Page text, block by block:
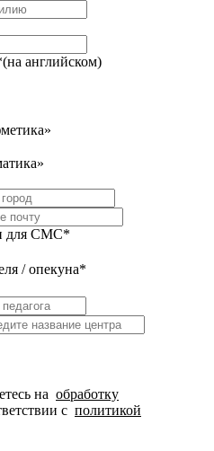
(на английском)
для СМС*
/ опекуна*
на обработку
с политикой